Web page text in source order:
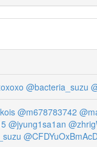
@bacteria_suzu
@m678783742
@jyung1sa1an